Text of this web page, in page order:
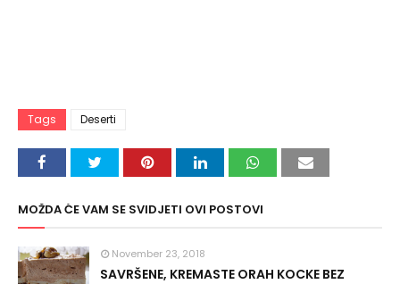
Tags Deserti
MOŽDA ĆE VAM SE SVIDJETI OVI POSTOVI
November 23, 2018
SAVRŠENE, KREMASTE ORAH KOCKE BEZ